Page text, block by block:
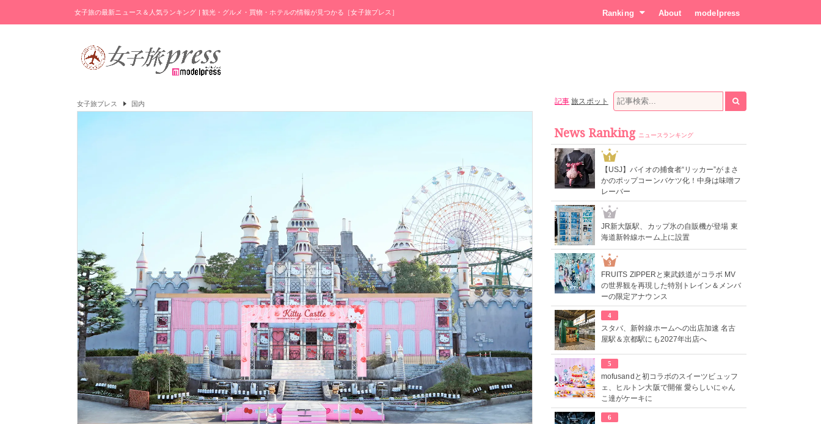
女子旅の最新ニュース＆人気ランキング | 観光・グルメ・買物・ホテルの情報が見つかる［女子旅プレス］ Ranking About modelpress
女子旅プレス 国内 記事 旅スポット
News Ranking ニュースランキング
1
【USJ】バイオの捕食者“リッカー”がまさ
かのポップコーンバケツ化！中身は味噌フ
レーバー
2
JR新大阪駅、カップ氷の自販機が登場 東
海道新幹線ホーム上に設置
3
FRUITS ZIPPERと東武鉄道がコラボ MV
の世界観を再現した特別トレイン＆メンバ
ーの限定アナウンス
4
スタバ、新幹線ホームへの出店加速 名古
屋駅＆京都駅にも2027年出店へ
5
mofusandと初コラボのスイーツビュッフ
ェ、ヒルトン大阪で開催 愛らしいにゃん
こ達がケーキに
6